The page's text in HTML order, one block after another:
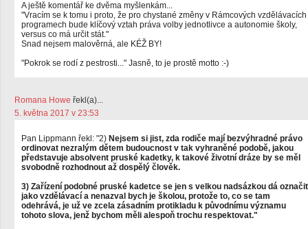
A ještě komentář ke dvěma myšlenkám...
"Vracím se k tomu i proto, že pro chystané změny v Rámcových vzdělávacích
programech bude klíčový vztah práva volby jednotlivce a autonomie školy,
versus co má určit stát."
Snad nejsem malověrná, ale KÉŽ BY!
"Pokrok se rodí z pestrosti..." Jasně, to je prostě motto :-)
Romana Howe řekl(a)...
5. května 2017 v 23:53
Pan Lippmann řekl: "2) Nejsem si jist, zda rodiče mají bezvýhradné právo
ordinovat nezralým dětem budoucnost v tak vyhraněné podobě, jakou
představuje absolvent pruské kadetky, k takové životní dráze by se měl
svobodně rozhodnout až dospělý člověk.
3) Zařízení podobné pruské kadetce se jen s velkou nadsázkou dá označit
jako vzdělávací a nenazval bych je školou, protože to, co se tam
odehrává, je už ve zcela zásadním protikladu k původnímu významu
tohoto slova, jenž bychom měli alespoň trochu respektovat."